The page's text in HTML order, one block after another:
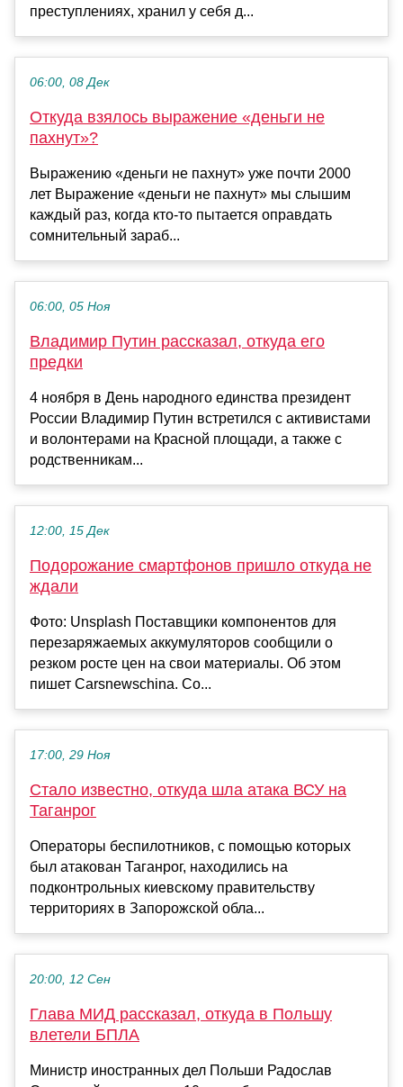
преступлениях, хранил у себя д...
06:00, 08 Дек
Откуда взялось выражение «деньги не
пахнут»?
Выражению «деньги не пахнут» уже почти 2000
лет Выражение «деньги не пахнут» мы слышим
каждый раз, когда кто-то пытается оправдать
сомнительный зараб...
06:00, 05 Ноя
Владимир Путин рассказал, откуда его
предки
4 ноября в День народного единства президент
России Владимир Путин встретился с активистами
и волонтерами на Красной площади, а также с
родственникам...
12:00, 15 Дек
Подорожание смартфонов пришло откуда не
ждали
Фото: Unsplash Поставщики компонентов для
перезаряжаемых аккумуляторов сообщили о
резком росте цен на свои материалы. Об этом
пишет Carsnewschina. Со...
17:00, 29 Ноя
Стало известно, откуда шла атака ВСУ на
Таганрог
Операторы беспилотников, с помощью которых
был атакован Таганрог, находились на
подконтрольных киевскому правительству
территориях в Запорожской обла...
20:00, 12 Сен
Глава МИД рассказал, откуда в Польшу
влетели БПЛА
Министр иностранных дел Польши Радослав